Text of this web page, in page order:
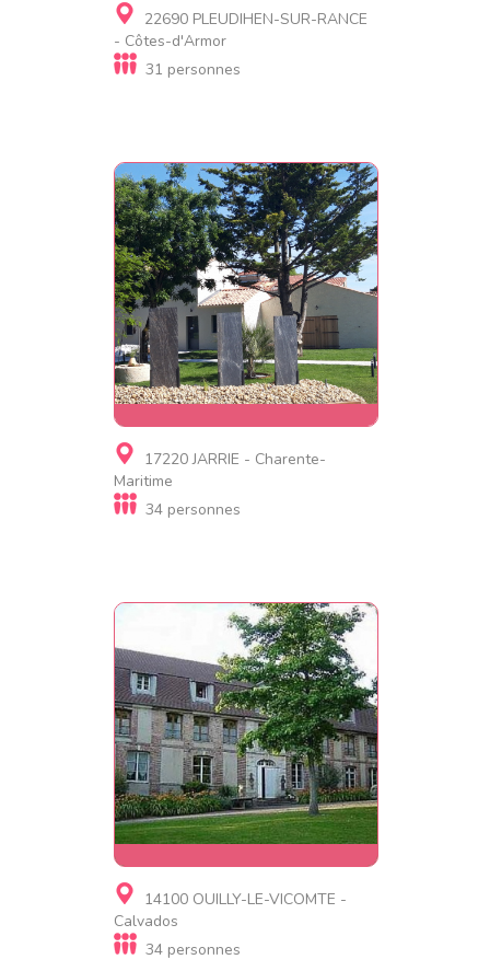
Gite d'étape, Gite de luxe,
Gite insolite
LES HERVELINES
22690 PLEUDIHEN-SUR-RANCE
- Côtes-d'Armor
31 personnes
Gite
ROSES DES SABLES
17220 JARRIE - Charente-
Maritime
34 personnes
Gite
le manoir des parcs
14100 OUILLY-LE-VICOMTE -
Calvados
34 personnes